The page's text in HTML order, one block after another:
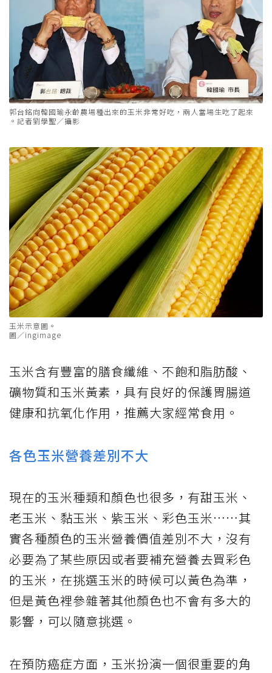
郭台銘向韓國瑜永齡農場種出來的玉米非常好吃，兩人當場生吃了起來
。記者劉學聖／攝影
玉米示意圖。
圖／ingimage
玉米含有豐富的膳食纖維、 不飽和脂肪酸 、
礦物質和玉米黃素，具有良好的保護胃腸道
健康和抗氧化作用，推薦大家經常食用。
各色玉米營養差別不大
現在的玉米種類和顏色也很多，有甜玉米、
老玉米、黏玉米、紫玉米、彩色玉米……其
實各種顏色的玉米營養價值差別不大，沒有
必要為了某些原因或者要補充營養去買彩色
的玉米，在挑選玉米的時候可以黃色為準，
但是黃色裡參雜著其他顏色也不會有多大的
影響，可以隨意挑選。
在預防癌症方面，玉米扮演一個很重要的角